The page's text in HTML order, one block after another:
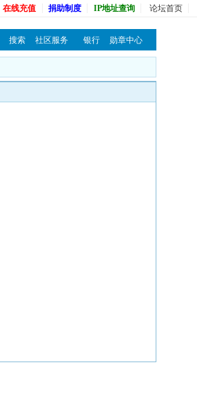
在线充值 捐助制度 IP地址查询 论坛首页
搜索 社区服务 银行 勋章中心